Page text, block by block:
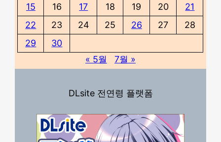
15
16 17 18 19 20
21
22
23 24 25 26 27
28
29
30
« 5월
7월 »
DLsite 전연령 플랫폼